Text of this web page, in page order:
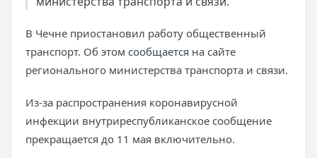
В Чечне приостановил работу общественный
транспорт. Об этом сообщается на сайте
регионального министерства транспорта и связи.
Из-за распространения коронавирусной
инфекции внутриреспубликанское сообщение
прекращается до 11 мая включительно.